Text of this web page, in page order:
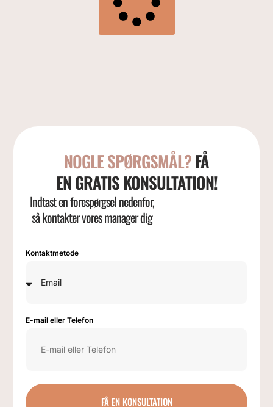
NOGLE SPØRGSMÅL?FÅ
EN GRATIS KONSULTATION!
Indtast en forespørgsel nedenfor,
så kontakter vores manager dig
Kontaktmetode
E-mail eller Telefon
FÅ EN KONSULTATION